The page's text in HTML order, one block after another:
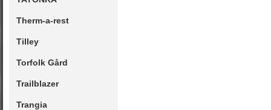
Therm-a-rest
Tilley
Torfolk Gård
Trailblazer
Trangia